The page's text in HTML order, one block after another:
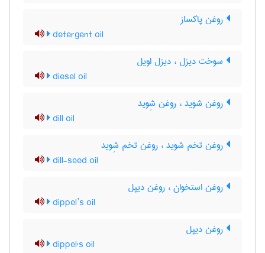
روغن پاکساز
detergent oil
سوخت دیزل ، دیزل اویل
diesel oil
روغن شوید ، روغن شِوید
dill oil
روغن تخم شوید ، روغن تخم شِوید
dill-seed oil
روغن استخوان ، روغن دیپل
dippel’s oil
روغن دیپل
dippel's oil